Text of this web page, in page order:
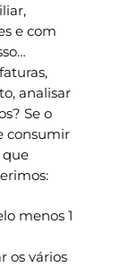
e com
analisar
Se o
consumir
que
menos 1
os vários